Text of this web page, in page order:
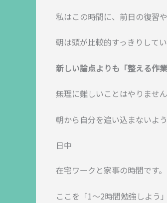
私はこの時間に、前日の復習
朝は頭が比較的すっきりしてい
新しい論点よりも「整える作
無理に難しいことはやりません
朝から自分を追い込まないよう
日中
在宅ワークと家事の時間です。
ここを「1〜2時間勉強しよう